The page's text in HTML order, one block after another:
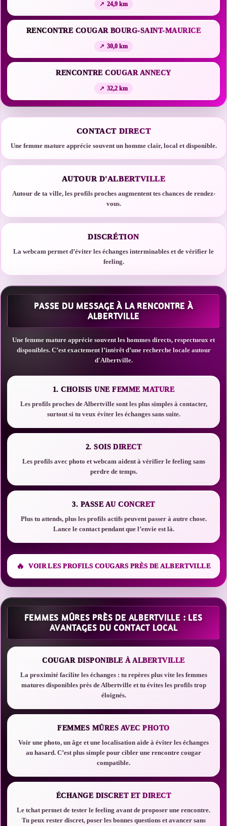
24,9 km
RENCONTRE COUGAR BOURG-SAINT-MAURICE
30,0 km
RENCONTRE COUGAR ANNECY
32,2 km
CONTACT DIRECT
Une femme mature apprécie souvent un homme clair, local et disponible.
AUTOUR D'ALBERTVILLE
Autour de ta ville, les profils proches augmentent tes chances de rendez-
vous.
DISCRÉTION
La webcam permet d’éviter les échanges interminables et de vérifier le
feeling.
PASSE DU MESSAGE À LA RENCONTRE À
ALBERTVILLE
Une femme mature apprécie souvent les hommes directs, respectueux et
disponibles. C’est exactement l’intérêt d’une recherche locale autour
d'Albertville.
1. CHOISIS UNE FEMME MATURE
Les profils proches de Albertville sont les plus simples à contacter,
surtout si tu veux éviter les échanges sans suite.
2. SOIS DIRECT
Les profils avec photo et webcam aident à vérifier le feeling sans
perdre de temps.
3. PASSE AU CONCRET
Plus tu attends, plus les profils actifs peuvent passer à autre chose.
Lance le contact pendant que l’envie est là.
VOIR LES PROFILS COUGARS PRÈS DE ALBERTVILLE
FEMMES MÛRES PRÈS DE ALBERTVILLE : LES
AVANTAGES DU CONTACT LOCAL
COUGAR DISPONIBLE À ALBERTVILLE
La proximité facilite les échanges : tu repères plus vite les femmes
matures disponibles près de Albertville et tu évites les profils trop
éloignés.
FEMMES MÛRES AVEC PHOTO
Voir une photo, un âge et une localisation aide à éviter les échanges
au hasard. C’est plus simple pour cibler une rencontre cougar
compatible.
ÉCHANGE DISCRET ET DIRECT
Le tchat permet de tester le feeling avant de proposer une rencontre.
Tu peux rester discret, poser les bonnes questions et avancer sans